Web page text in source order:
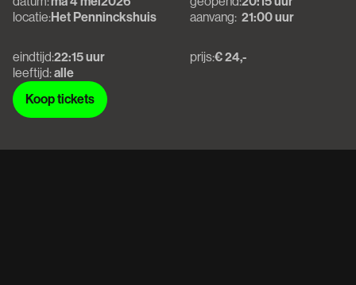
locatie:Het Penninckshuis
aanvang: 21:00 uur
eindtijd:
leeftijd:
22:15 uur
alle
prijs:€ 24,-
Koop tickets